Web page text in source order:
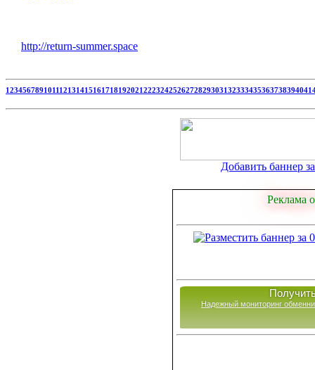
http://return-summer.space
1234567891011121314151617181920212223242526272829303132333435363738394041
Добавить баннер
Реклама
Надежный мониторинг